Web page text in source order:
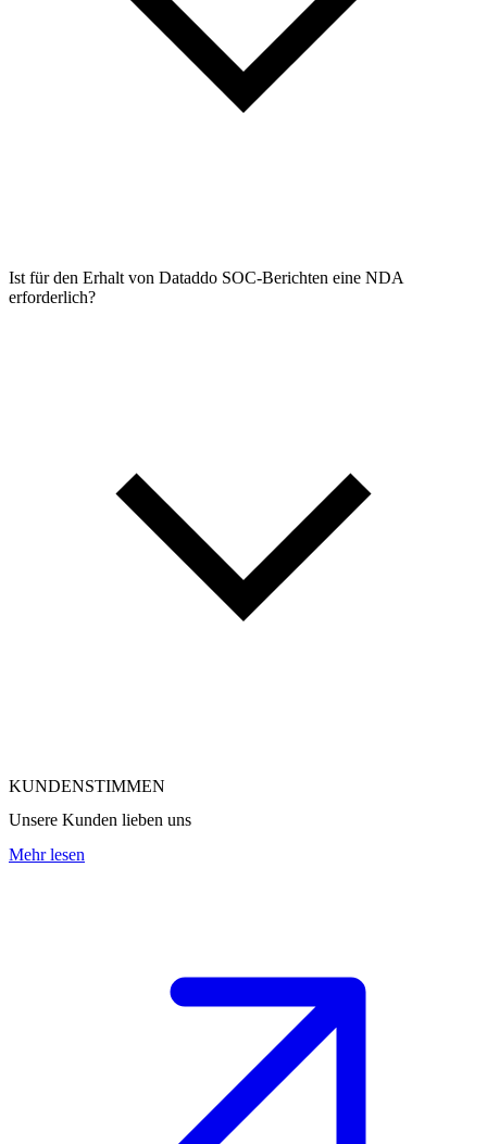
Ist für den Erhalt von Dataddo SOC-Berichten eine NDA
erforderlich?
KUNDENSTIMMEN
Unsere Kunden lieben uns
Mehr lesen